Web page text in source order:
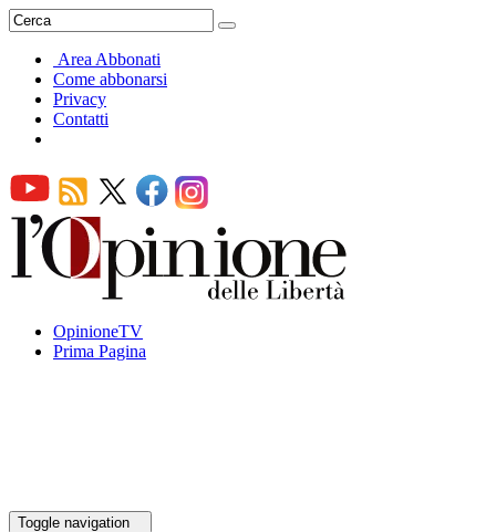
Area Abbonati
Come abbonarsi
Privacy
Contatti
OpinioneTV
Prima Pagina
Toggle navigation